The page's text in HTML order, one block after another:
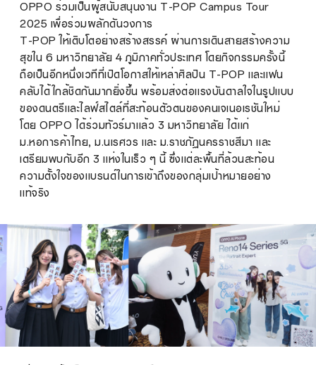
OPPO ร่วมเป็นผู้สนับสนุนงาน T-POP Campus Tour
2025 เพื่อร่วมผลักดันวงการ
T-POP ให้เติบโตอย่างสร้างสรรค์ ผ่านการเดินสายสร้างความ
สุขใน 6 มหาวิทยาลัย 4 ภูมิภาคทั่วประเทศ โดยกิจกรรมครั้งนี้
ถือเป็นอีกหนึ่งเวทีที่เปิดโอกาสให้เหล่าศิลปิน T-POP และแฟน
คลับได้ใกล้ชิดกันมากยิ่งขึ้น พร้อมส่งต่อแรงบันดาลใจในรูปแบบ
ของดนตรีและไลฟ์สไตล์ที่สะท้อนตัวตนของคนเจเนอเรชันใหม่
โดย OPPO ได้ร่วมทัวร์มาแล้ว 3 มหาวิทยาลัย ได้แก่
ม.หอการค้าไทย, ม.นเรศวร และ ม.ราชภัฏนครราชสีมา และ
เตรียมพบกับอีก 3 แห่งในเร็ว ๆ นี้ ซึ่งแต่ละพื้นที่ล้วนสะท้อน
ความตั้งใจของแบรนด์ในการเข้าถึงของกลุ่มเป้าหมายอย่าง
แท้จริง